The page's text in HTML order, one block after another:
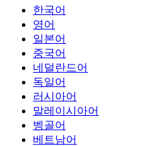
한국어
영어
일본어
중국어
네덜란드어
독일어
러시아어
말레이시아어
벵골어
베트남어